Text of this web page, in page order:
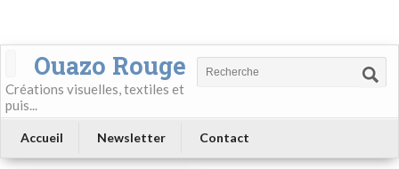
Ouazo Rouge
Créations visuelles, textiles et
puis...
Accueil Newsletter Contact